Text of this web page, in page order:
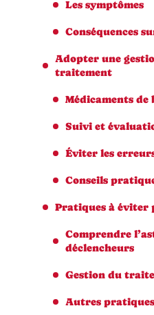
Les symptômes
Conséquences
Adopter une
traitement
Médicaments de
Suivi et
Éviter les
Conseils
Pratiques à éviter
Comprendre
déclencheurs
Gestion du
Autres